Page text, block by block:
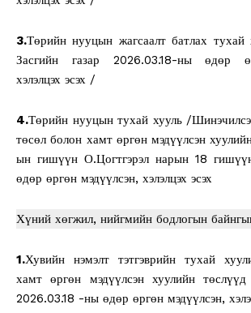
3.Төрийн нууцын жагсаалт батлах
Засгийн газар 2026.03.18-ны өдөр
хэлэлцэх эсэх /
4.Төрийн нууцын тухай хууль /
төсөл болон хамт өргөн мэдүүлсэн
ын гишүүн О.Цогтгэрэл нарын 18
өдөр өргөн мэдүүлсэн, хэлэлцэх эсэх
Хүний хөгжил, нийгмийн бодлогын
1.Хувийн нэмэлт тэтгэврийн тухай
хамт өргөн мэдүүлсэн хуулийн
2026.03.18 -ны өдөр өргөн мэдүүлсэн,